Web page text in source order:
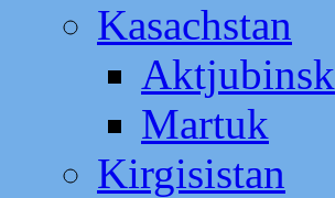
Kasachstan
Aktjubinsk
Martuk
Kirgisistan